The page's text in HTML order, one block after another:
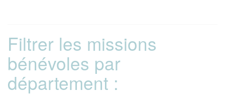
Filtrer les missions
bénévoles par
département :